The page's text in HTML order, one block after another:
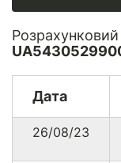
Дата
26/08/23